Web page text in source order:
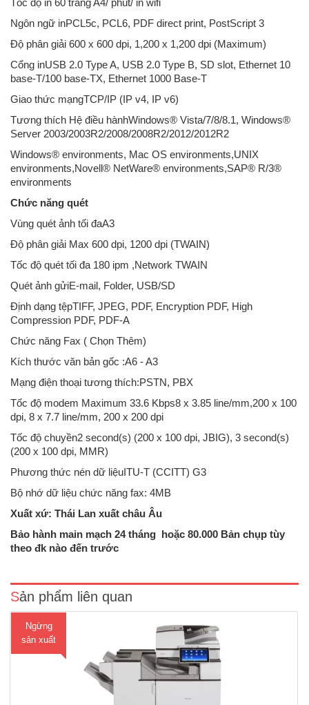
Ngôn ngữ inPCL5c, PCL6, PDF direct print, PostScript 3
Độ phân giải 600 x 600 dpi, 1,200 x 1,200 dpi (Maximum)
Cổng inUSB 2.0 Type A, USB 2.0 Type B, SD slot, Ethernet 10
base-T/100 base-TX, Ethernet 1000 Base-T
Giao thức mạngTCP/IP (IP v4, IP v6)
Tương thích Hệ điều hànhWindows® Vista/7/8/8.1, Windows®
Server 2003/2003R2/2008/2008R2/2012/2012R2
Windows® environments, Mac OS environments,UNIX
environments,Novell® NetWare® environments,SAP® R/3®
environments
Chức năng quét
Vùng quét ảnh tối đaA3
Độ phân giải Max 600 dpi, 1200 dpi (TWAIN)
Tốc độ quét tối đa 180 ipm ,Network TWAIN
Quét ảnh gửiE-mail, Folder, USB/SD
Định dạng tệpTIFF, JPEG, PDF, Encryption PDF, High
Compression PDF, PDF-A
Chức năng Fax ( Chọn Thêm)
Kích thước văn bản gốc :A6 - A3
Mạng điện thoại tương thích:PSTN, PBX
Tốc độ modem Maximum 33.6 Kbps8 x 3.85 line/mm,200 x 100
dpi, 8 x 7.7 line/mm, 200 x 200 dpi
Tốc độ chuyền2 second(s) (200 x 100 dpi, JBIG), 3 second(s)
(200 x 100 dpi, MMR)
Phương thức nén dữ liệuITU-T (CCITT) G3
Bộ nhớ dữ liệu chức năng fax: 4MB
Xuất xứ: Thái Lan xuất châu Âu
Bảo hành main mạch 24 tháng hoặc 80.000 Bản chụp tùy
theo đk nào đến trước
Sản phẩm liên quan
Ngừng
sản xuất
Máy photocopy Ricoh MP4055SP (Máy mới 100%)(Máy ricoh
MP4055SP năm 2021 ra mắt sp Ricoh IM4000 tương đương) Thiết bị
nhập khẩu, Hàng chính hãng, nguyên đai, nguyên kiện Là máy